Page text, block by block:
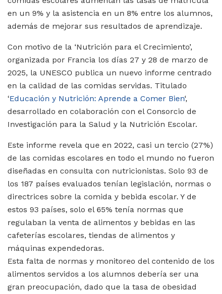
en un 9% y la asistencia en un 8% entre los alumnos,
además de mejorar sus resultados de aprendizaje.
Con motivo de la ‘Nutrición para el Crecimiento’,
organizada por Francia los días 27 y 28 de marzo de
2025, la UNESCO publica un nuevo informe centrado
en la calidad de las comidas servidas. Titulado
‘Educación y Nutrición: Aprende a Comer Bien‘,
desarrollado en colaboración con el Consorcio de
Investigación para la Salud y la Nutrición Escolar.
Este informe revela que en 2022, casi un tercio (27%)
de las comidas escolares en todo el mundo no fueron
diseñadas en consulta con nutricionistas. Solo 93 de
los 187 países evaluados tenían legislación, normas o
directrices sobre la comida y bebida escolar. Y de
estos 93 países, solo el 65% tenía normas que
regulaban la venta de alimentos y bebidas en las
cafeterías escolares, tiendas de alimentos y
máquinas expendedoras.
Esta falta de normas y monitoreo del contenido de los
alimentos servidos a los alumnos debería ser una
gran preocupación, dado que la tasa de obesidad